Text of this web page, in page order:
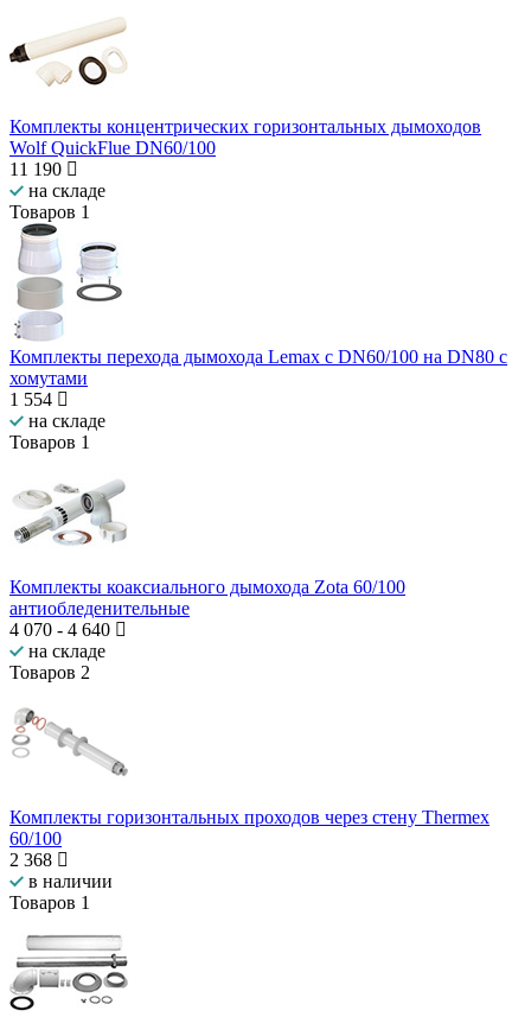
Комплекты концентрических горизонтальных дымоходов
Wolf QuickFlue DN60/100
11 190
на складе
Товаров 1
Комплекты перехода дымохода Lemax с DN60/100 на DN80 с
хомутами
1 554
на складе
Товаров 1
Комплекты коаксиального дымохода Zota 60/100
антиобледенительные
4 070 - 4 640
на складе
Товаров 2
Комплекты горизонтальных проходов через стену Thermex
60/100
2 368
в наличии
Товаров 1